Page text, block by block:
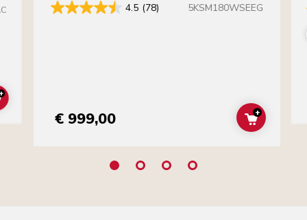
ADD TO CART
4.5 (78) 5KSM180WSEEG
€ 999,00 ADD TO
+